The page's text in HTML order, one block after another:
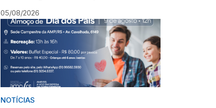
do Ministério Público
05/08/2026
NOTÍCIAS